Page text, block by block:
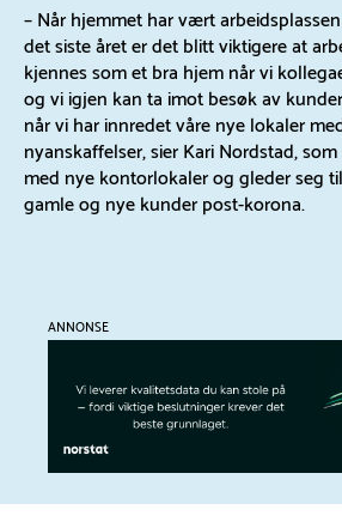
– Når hjemmet har vært
det siste året er det blitt viktigere at
kjennes som et bra hjem når vi
og vi igjen kan ta imot besøk av
når vi har innredet våre nye lokaler
nyanskaffelser, sier Kari Nordstad,
med nye kontorlokaler og gleder seg
gamle og nye kunder post-korona.
ANNONSE